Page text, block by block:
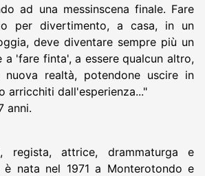
ad una messinscena finale. Fare
per divertimento, a casa, in un
deve diventare sempre più un
a 'fare finta', a essere qualcun altro,
realtà, potendone uscire in
arricchiti dall'esperienza..."
anni.
regista, attrice, drammaturga e
è nata nel 1971 a Monterotondo e